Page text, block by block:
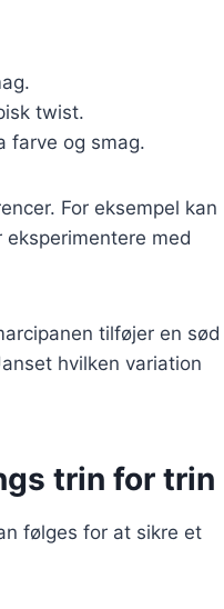
twist.
og smag.
For eksempel kan
med
tilføjer en sød
hvilken variation
trin for trin
følges for at sikre et